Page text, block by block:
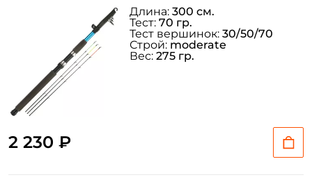
2 230 ₽
Длина: 300 см.
Тест: 70 гр.
Тест вершинок: 30/50/70
Строй: moderate
Вес: 275 гр.